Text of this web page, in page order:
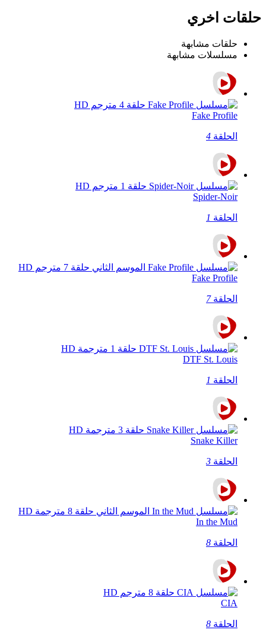
حلقات اخري
حلقات مشابهة
مسلسلات مشابهة
Fake Profile
الحلقة 4
Spider-Noir
الحلقة 1
Fake Profile
الحلقة7
DTF St. Louis
الحلقة 1
Snake Killer
الحلقة 3
In the Mud
الحلقة 8
CIA
الحلقة 8